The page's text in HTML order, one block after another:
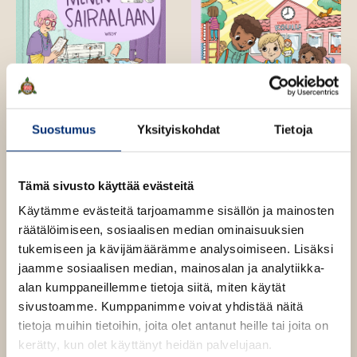
Suostumus Yksityiskohdat Tietoja
Tämä sivusto käyttää evästeitä
Käytämme evästeitä tarjoamamme sisällön ja mainosten
räätälöimiseen, sosiaalisen median ominaisuuksien
tukemiseen ja kävijämäärämme analysoimiseen. Lisäksi
jaamme sosiaalisen median, mainosalan ja analytiikka-
alan kumppaneillemme tietoja siitä, miten käytät
sivustoamme. Kumppanimme voivat yhdistää näitä
tietoja muihin tietoihin, joita olet antanut heille tai joita on
kerätty, kun olet käyttänyt heidän palvelujaan.
Minä menen
sairaalaan
Salmela, Anna Polkutie
Naapurissa: Koulu
alkaa